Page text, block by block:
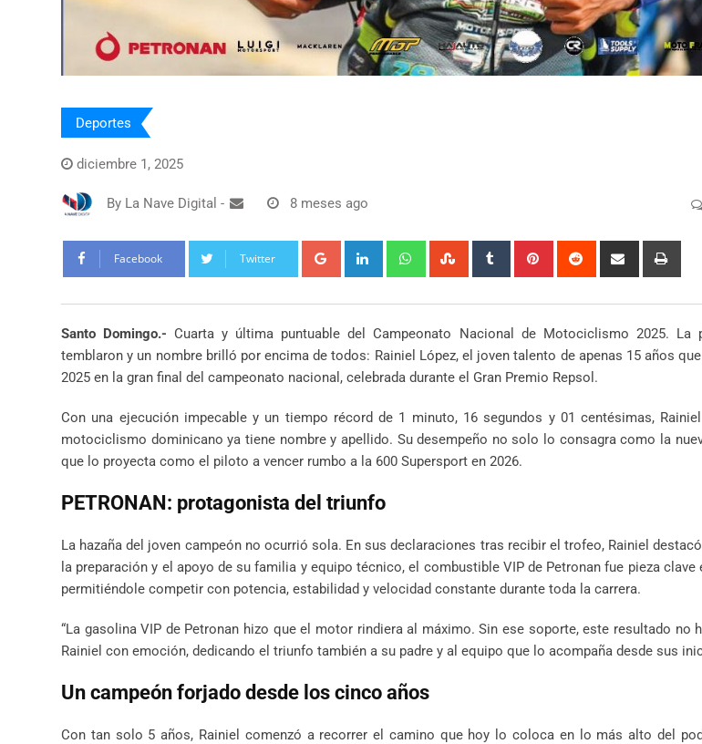
Deportes
diciembre 1, 2025
By La Nave Digital - 8 meses ago
Facebook Twitter Google+ LinkedIn WhatsappStumbleUpon
Tumblr Pinterest Reddit
Share
Santo Domingo.- Cuarta y última puntuable del Campeonato Nacional de Motociclismo 2025. La
temblaron y un nombre brilló por encima de todos: Rainiel López, el joven talento de apenas 15 años
2025 en la gran final del campeonato nacional, celebrada durante el Gran Premio Repsol.
Con una ejecución impecable y un tiempo récord de 1 minuto, 16 segundos y 01 centésimas,
motociclismo dominicano ya tiene nombre y apellido. Su desempeño no solo lo consagra como la
que lo proyecta como el piloto a vencer rumbo a la 600 Supersport en 2026.
PETRONAN: protagonista del triunfo
La hazaña del joven campeón no ocurrió sola. En sus declaraciones tras recibir el trofeo, Rainiel
la preparación y el apoyo de su familia y equipo técnico, el combustible VIP de Petronan fue pieza
permitiéndole competir con potencia, estabilidad y velocidad constante durante toda la carrera.
“La gasolina VIP de Petronan hizo que el motor rindiera al máximo. Sin ese soporte, este resultado no
Rainiel con emoción, dedicando el triunfo también a su padre y al equipo que lo acompaña desde sus
Un campeón forjado desde los cinco años
Con tan solo 5 años, Rainiel comenzó a recorrer el camino que hoy lo coloca en lo más alto del